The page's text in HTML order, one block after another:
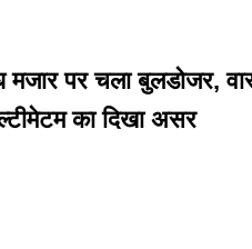
पर चला बुलडोजर,
का दिखा असर